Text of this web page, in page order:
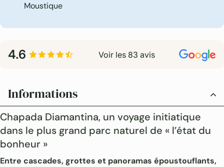
Moustique
4.6 Voir les 83 avis
Informations
Chapada Diamantina, un voyage initiatique
dans le plus grand parc naturel de « l’état du
bonheur »
Entre cascades, grottes et panoramas époustouflants,